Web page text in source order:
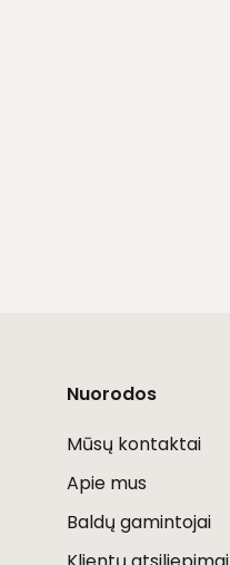
Nuorodos
Mūsų kontaktai
Apie mus
Baldų gamintojai